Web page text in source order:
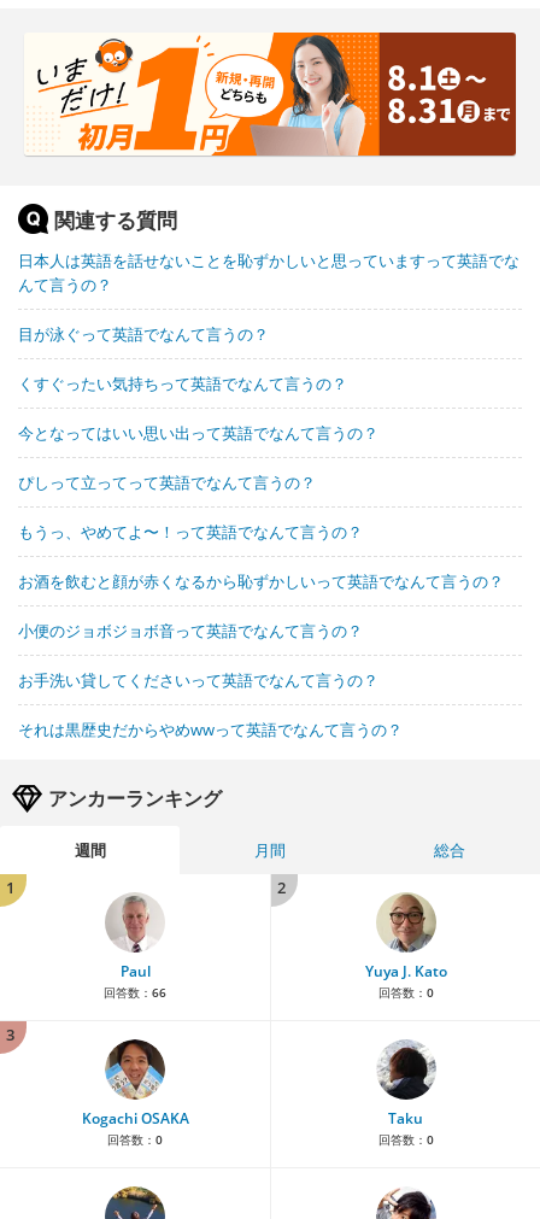
関連する質問
日本人は英語を話せないことを恥ずかしいと思っていますって英語でな
んて言うの？
目が泳ぐって英語でなんて言うの？
くすぐったい気持ちって英語でなんて言うの？
今となってはいい思い出って英語でなんて言うの？
ぴしって立ってって英語でなんて言うの？
もうっ、やめてよ〜！って英語でなんて言うの？
お酒を飲むと顔が赤くなるから恥ずかしいって英語でなんて言うの？
小便のジョボジョボ音って英語でなんて言うの？
お手洗い貸してくださいって英語でなんて言うの？
それは黒歴史だからやめwwって英語でなんて言うの？
アンカーランキング
週間 月間
総合
1
Paul
回答数： 66
2
Yuya J. Kato
回答数： 0
3
Kogachi OSAKA
回答数： 0
Taku
回答数： 0